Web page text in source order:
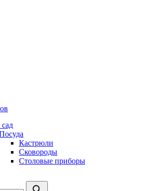
Кастрюли
Сковороды
Столовые приборы